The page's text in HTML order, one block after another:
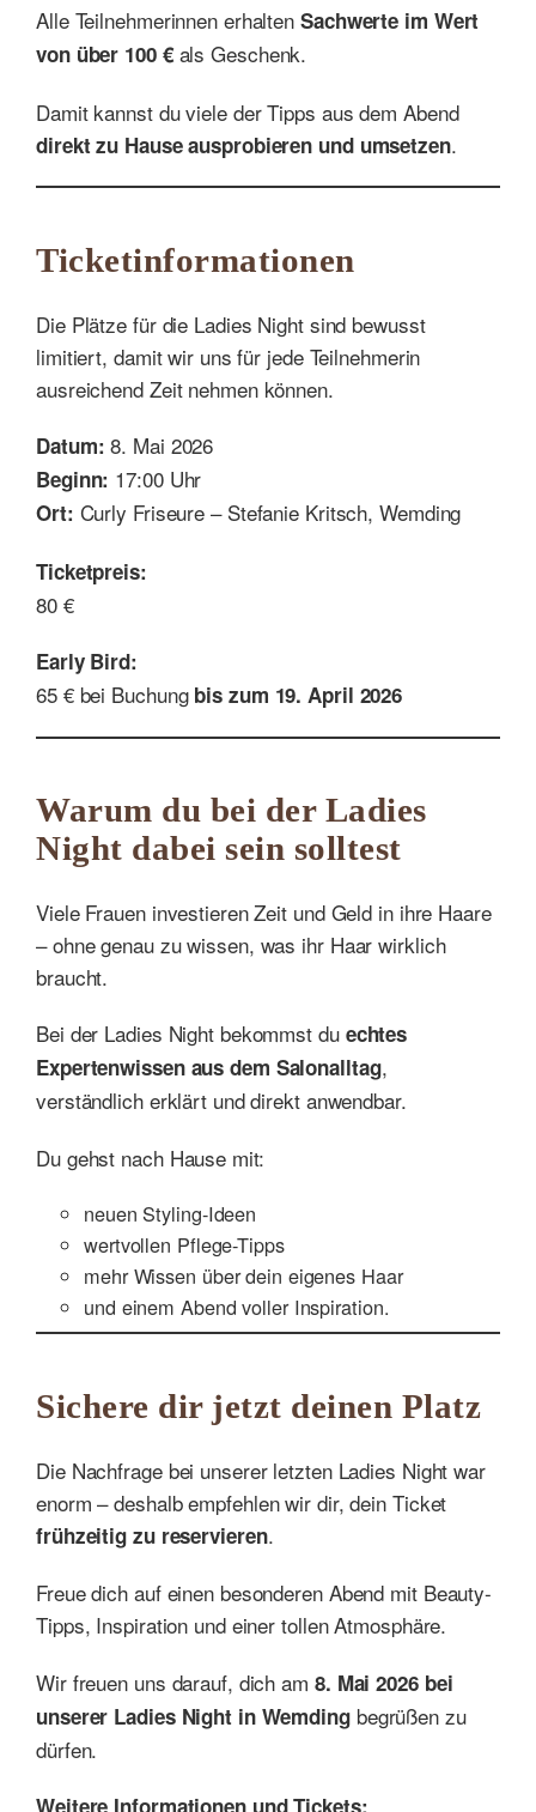
Alle Teilnehmerinnen erhalten Sachwerte im Wert
von über 100 €als Geschenk.
Damit kannst du viele der Tipps aus dem Abend
direkt zu Hause ausprobieren und umsetzen.
Ticketinformationen
Die Plätze für die Ladies Night sind bewusst
limitiert, damit wir uns für jede Teilnehmerin
ausreichend Zeit nehmen können.
Datum: 8. Mai 2026
Beginn: 17:00 Uhr
Ort: Curly Friseure – Stefanie Kritsch, Wemding
Ticketpreis:
80 €
Early Bird:
65 € bei Buchung bis zum 19. April 2026
Warum du bei der Ladies
Night dabei sein solltest
Viele Frauen investieren Zeit und Geld in ihre Haare
– ohne genau zu wissen, was ihr Haar wirklich
braucht.
Bei der Ladies Night bekommst du echtes
Expertenwissen aus dem Salonalltag,
verständlich erklärt und direkt anwendbar.
Du gehst nach Hause mit:
neuen Styling-Ideen
wertvollen Pflege-Tipps
mehr Wissen über dein eigenes Haar
und einem Abend voller Inspiration.
Sichere dir jetzt deinen Platz
Die Nachfrage bei unserer letzten Ladies Night war
enorm – deshalb empfehlen wir dir, dein Ticket
frühzeitig zu reservieren.
Freue dich auf einen besonderen Abend mit Beauty-
Tipps, Inspiration und einer tollen Atmosphäre.
Wir freuen uns darauf, dich am 8. Mai 2026 bei
unserer Ladies Night in Wemdingbegrüßen zu
dürfen.
Weitere Informationen und Tickets: